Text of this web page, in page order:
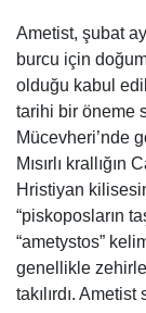
Ametist, şubat
burcu için
olduğu kabul
tarihi bir öneme
Mücevheri’nde
Mısırlı
Hristiyan
“piskoposların
“ametystos”
genellikle
takılırdı.